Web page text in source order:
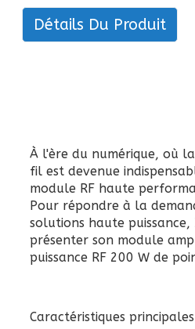
Détails Du Produit
À l'ère du numérique, où
fil est devenue
module RF haute
Pour répondre à la
solutions haute puissance,
présenter son module
puissance RF 200 W de
Caractéristiques